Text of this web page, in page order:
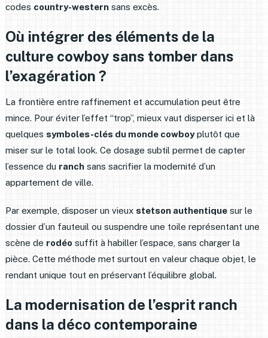
codes country-westernsans excès.
Où intégrer des éléments de la
culture cowboy sans tomber dans
l’exagération ?
La frontière entre raffinement et accumulation peut être
mince. Pour éviter l’effet “trop”, mieux vaut disperser ici et là
quelques symboles-clés du monde cowboyplutôt que
miser sur le total look. Ce dosage subtil permet de capter
l’essence du ranchsans sacrifier la modernité d’un
appartement de ville.
Par exemple, disposer un vieux stetson authentiquesur le
dossier d’un fauteuil ou suspendre une toile représentant une
scène de rodéosuffit à habiller l’espace, sans charger la
pièce. Cette méthode met surtout en valeur chaque objet, le
rendant unique tout en préservant l’équilibre global.
La modernisation de l’esprit ranch
dans la déco contemporaine